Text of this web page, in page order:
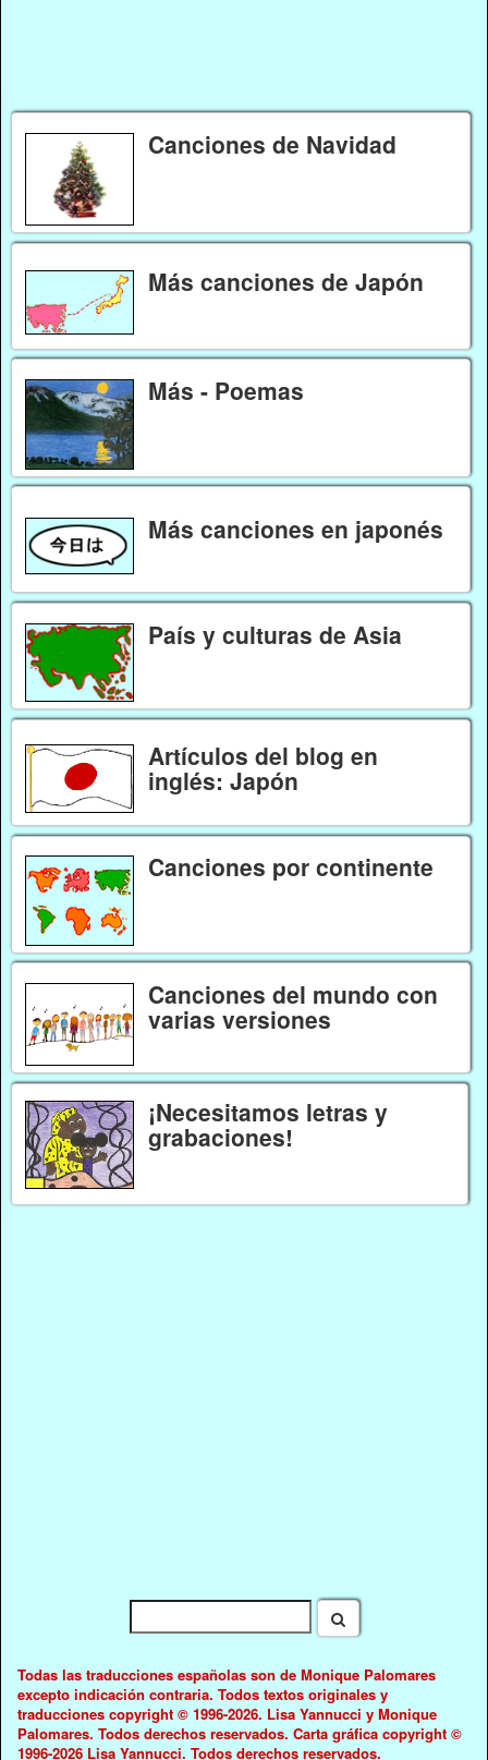
Canciones de Navidad
Más canciones de Japón
Más - Poemas
Más canciones en japonés
País y culturas de Asia
Artículos del blog en
inglés: Japón
Canciones por continente
Canciones del mundo con
varias versiones
¡Necesitamos letras y
grabaciones!
Todas las traducciones españolas son de Monique Palomares
excepto indicación contraria. Todos textos originales y
traducciones copyright © 1996-2026. Lisa Yannucci y Monique
Palomares. Todos derechos reservados. Carta gráfica copyright ©
1996-2026 Lisa Yannucci. Todos derechos reservados.